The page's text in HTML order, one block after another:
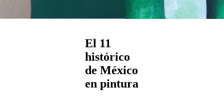
El 11
histórico
de México
en pintura